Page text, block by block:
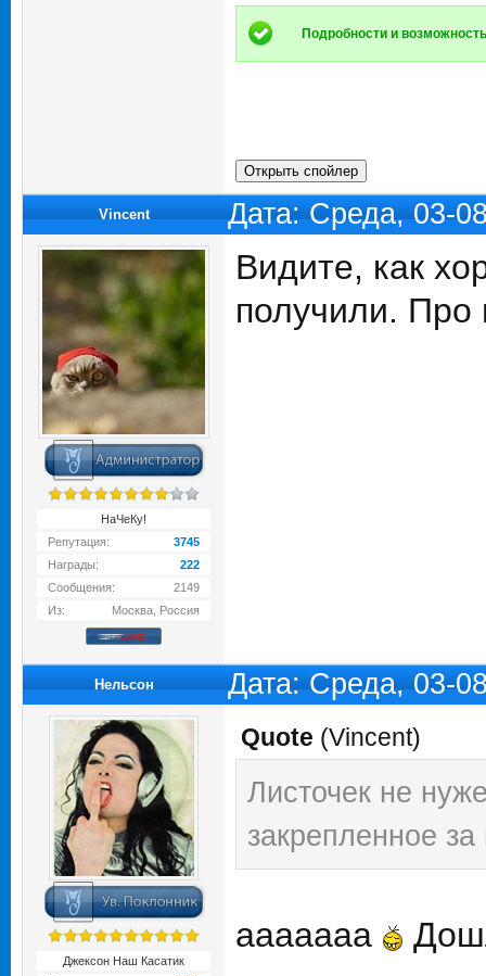
Подробности и
Vincent Дата: Среда, 03-
НаЧеКу!
Репутация:
3745
Награды:
222
Сообщения:
2149
Из:
Москва, Россия
Видите, как
получили.
Нельсон Дата: Среда, 03-
Джексон Наш Касатик
Quote (Vincent)
Листочек не
закрепленное
ааааааа